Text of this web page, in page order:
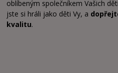
oblíbeným společníkem Vašich
jste si hráli jako děti Vy, a
kvalitu.